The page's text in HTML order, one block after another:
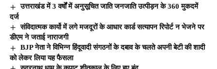
उत्तराखंड में 3 वर्षों में अनुसूचित जाति जनजाति उत्पीड़न के 360 मुकदमें
दर्ज
संविदात्मक कार्यो में लगे मजदूरों के आधार कार्ड सत्यापन रिपोर्ट न भेजने पर
डीएम ने जताई नाराजगी
BJP नेता ने विभिन्न हिंदूवादी संगठनों के दबाव के चलते अपनी बेटी की शादी
को लेकर लिया यह फैसला